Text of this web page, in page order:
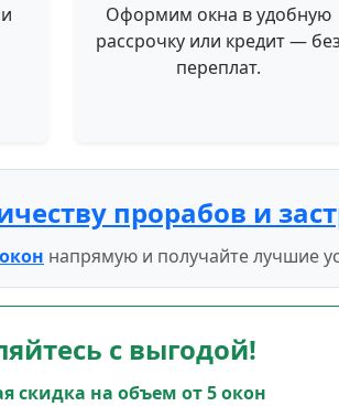
Оформим окна в удобную
рассрочку или кредит — без
переплат.
прорабов и
напрямую и получайте лучшие
с выгодой!
скидка на объем от 5 окон